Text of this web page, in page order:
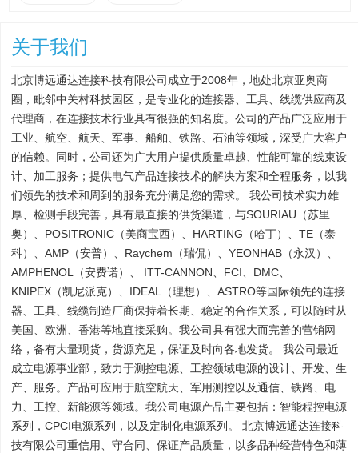
关于我们
北京博远通达连接科技有限公司成立于2008年，地处北京亚奥商
圈，毗邻中关村科技园区，是专业化的连接器、工具、线缆供应商及
代理商，在连接技术行业具有很强的知名度。公司的产品广泛应用于
工业、航空、航天、军事、船舶、铁路、石油等领域，深受广大客户
的信赖。同时，公司还为广大用户提供质量卓越、性能可靠的线束设
计、加工服务；提供电气产品连接技术的解决方案和全程服务，以我
们领先的技术和周到的服务充分满足您的需求。 我公司技术实力雄
厚、检测手段完善，具有最直接的供货渠道，与SOURIAU（苏里
奥）、POSITRONIC（美商宝西）、HARTING（哈丁）、TE（泰
科）、AMP（安普）、Raychem（瑞侃）、YEONHAB（永汉）、
AMPHENOL（安费诺）、 ITT-CANNON、FCI、DMC、
KNIPEX（凯尼派克）、IDEAL（理想）、ASTRO等国际领先的连接
器、工具、线缆制造厂商保持着长期、稳定的合作关系，可以随时从
美国、欧洲、香港等地直接采购。我公司具有强大而完善的营销网
络，备有大量现货，货源充足，保证及时向各地发货。 我公司最近
成立电源事业部，致力于测控电源、工控领域电源的设计、开发、生
产、服务。产品可应用于航空航天、军用测控以及通信、铁路、电
力、工控、新能源等领域。我公司电源产品主要包括：智能程控电源
系列，CPCI电源系列，以及定制化电源系列。 北京博远通达连接科
技有限公司重信用、守合同、保证产品质量，以多品种经营特色和薄